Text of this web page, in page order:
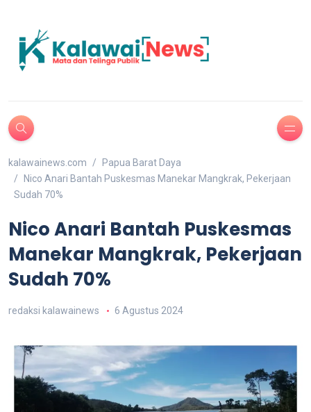
kalawainews.com
Papua Barat Daya
Nico Anari Bantah Puskesmas Manekar Mangkrak, Pekerjaan
Sudah 70%
Nico Anari Bantah Puskesmas
Manekar Mangkrak, Pekerjaan
Sudah 70%
redaksi kalawainews 6 Agustus 2024